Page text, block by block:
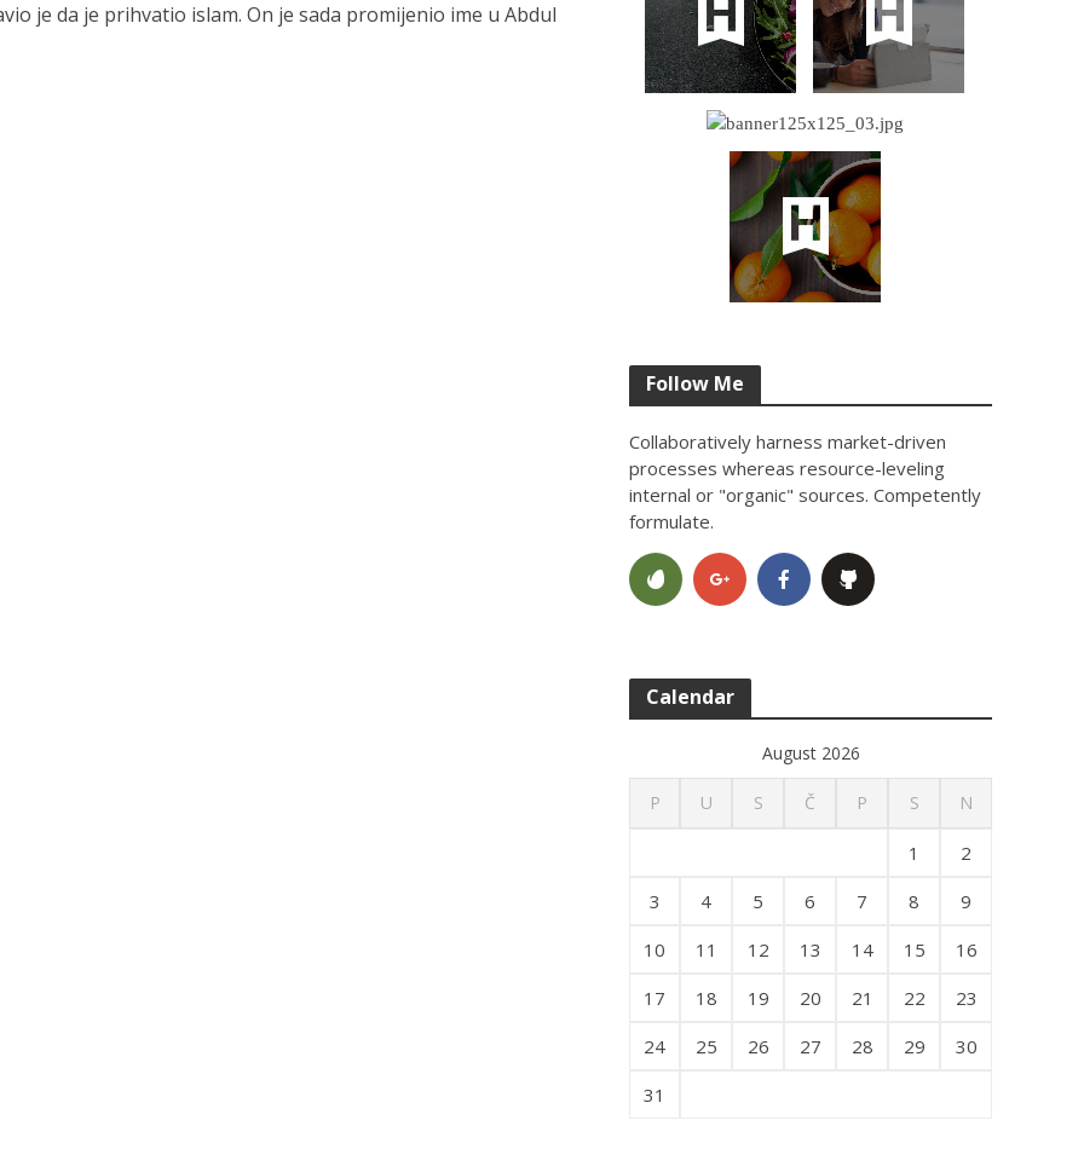
je da je prihvatio islam. On je sada promijenio ime u Abdul
Follow Me
Collaboratively harness market-driven
processes whereas resource-leveling
internal or "organic" sources. Competently
formulate.
Calendar
August 2026
P U S Č P S N
1
2
3
4 5 6 7 8
9
10
11 12 13 14 15
16
17
18 19 20 21 22
23
24
25 26 27 28 29
30
31